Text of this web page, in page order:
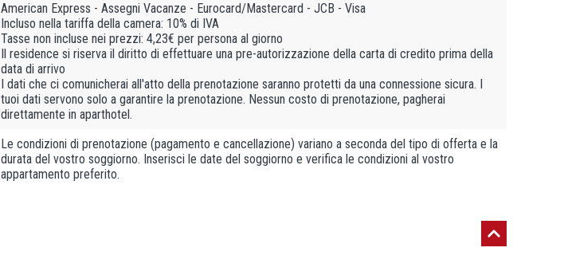
American Express - Assegni Vacanze - Eurocard/Mastercard - JCB - Visa
Incluso nella tariffa della camera: 10% di IVA
Tasse non incluse nei prezzi: 4,23€ per persona al giorno
Il residence si riserva il diritto di effettuare una pre-autorizzazione della carta di credito prima della
data di arrivo
I dati che ci comunicherai all'atto della prenotazione saranno protetti da una connessione sicura. I
tuoi dati servono solo a garantire la prenotazione. Nessun costo di prenotazione, pagherai
direttamente in aparthotel.
Le condizioni di prenotazione (pagamento e cancellazione) variano a seconda del tipo di offerta e la
durata del vostro soggiorno. Inserisci le date del soggiorno e verifica le condizioni al vostro
appartamento preferito.